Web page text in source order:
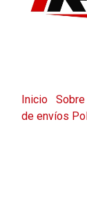
Inicio
de envíos